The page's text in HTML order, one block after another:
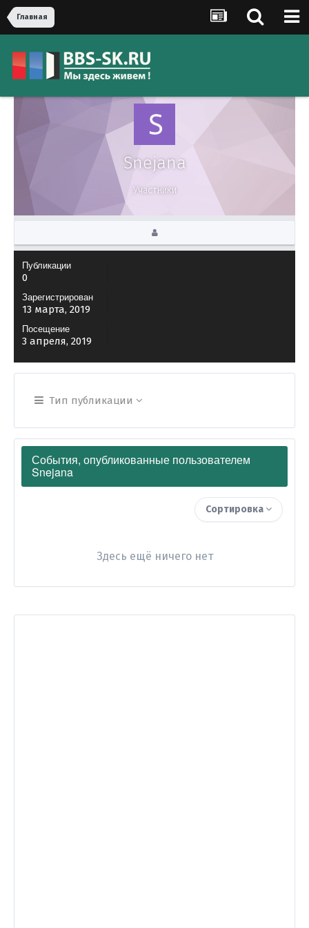
Главная
Snejana
Участники
Публикации
0
Зарегистрирован
13 марта, 2019
Посещение
3 апреля, 2019
Тип публикации
События, опубликованные пользователем
Snejana
Сортировка
Здесь ещё ничего нет